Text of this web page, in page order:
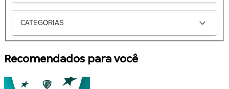
CATEGORIAS
Recomendados para você